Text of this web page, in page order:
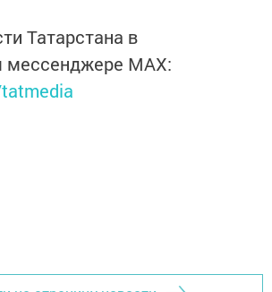
Татарстана в
мессенджере MАХ: